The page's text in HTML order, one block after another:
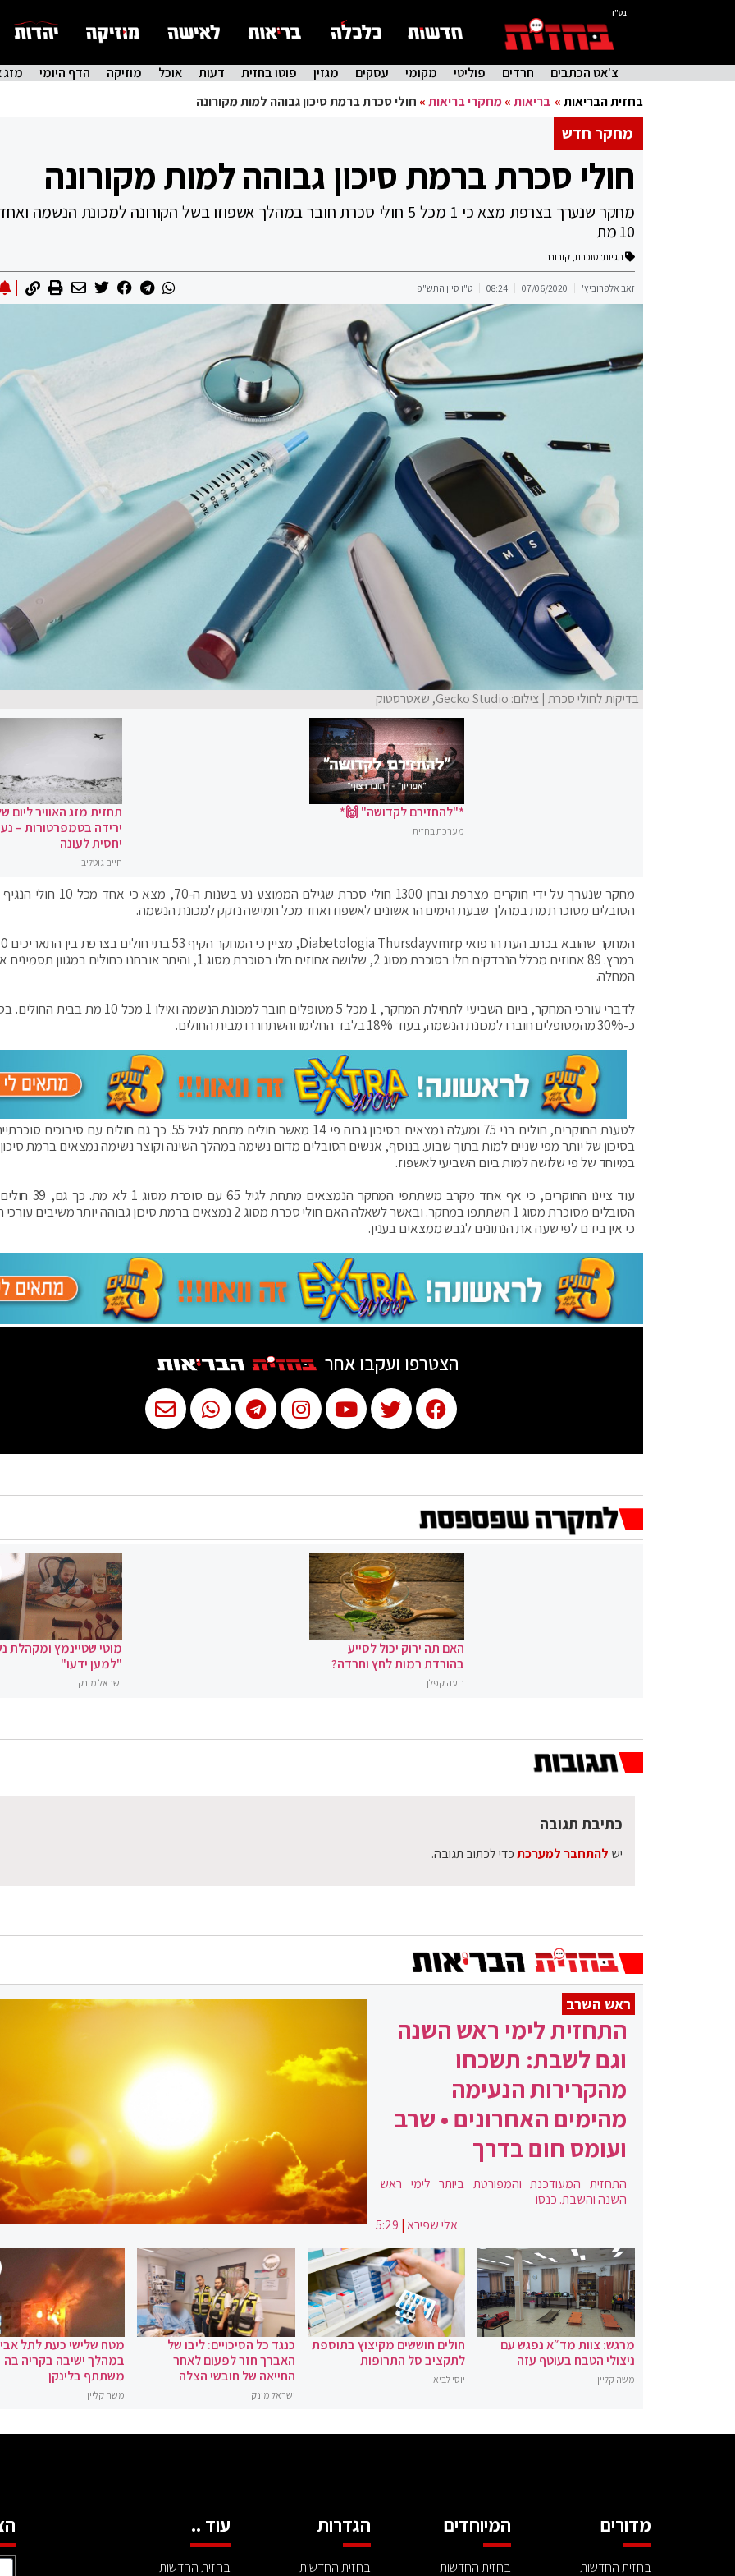
בס"ד
צ'אט הכתבים חרדים פוליטי מקומי עסקים מגזין פוטו בחזית דעות אוכל מוזיקה הדף היומי
מזג
בחזית הבריאות» בריאות»מחקרי בריאות» חולי סכרת ברמת סיכון גבוהה למות מקורונה
מחקר חדש
חולי סכרת ברמת סיכון גבוהה למות מקורונה
מחקר שנערך בצרפת מצא כי 1 מכל 5 חולי סכרת חובר במהלך אשפוזו בשל הקורונה למכונת הנשמה
10 מת
תגיות: סוכרת, קורונה
זאב אלפרוביץ' 07/06/2020
08:24 ט"ו סיון התש"פ
בדיקות לחולי סכרת | צילום: Gecko Studio, שאטרסטוק
*"להחזירם לקדושה" 🙌*
מערכת בחזית
תחזית מזג האוויר ליום
ירידה בטמפרטורות –
יחסית לעונה
חיים גוטליב
מחקר שנערך על ידי חוקרים מצרפת ובחן 1300 חולי סכרת שגילם הממוצע
הסובלים מסוכרת מת במהלך שבעת הימים הראשונים לאשפוז ואחד מכל חמישה נזקק למכונת הנשמה.
במרץ. 89 אחוזים מכלל הנבדקים חלו בסוכרת מסוג 2, שלושה אחוזים חלו בסוכרת מסוג 1, והיתר אובחנו כחולים
המחלה.
לדברי עורכי המחקר, ביום השביעי לתחילת המחקר, 1 מכל 5 מטופלים חובר למכונת הנשמה
כ-30% מהמטופלים חוברו למכונת הנשמה, בעוד 18% בלבד החלימו והשתחררו מבית החולים.
לטענת החוקרים, חולים בני 75 ומעלה נמצאים בסיכון גבוה פי 14 מאשר חולים מתחת לגיל 55. כך גם חולים עם
בסיכון של יותר מפי שניים למות בתוך שבוע. בנוסף, אנשים הסובלים מדום נשימה במהלך השינה וקוצר נשימה נמצאים ברמת
במיוחד של פי שלושה למות ביום השביעי לאשפוז.
עוד ציינו החוקרים, כי אף אחד מקרב משתתפי
הסובלים מסוכרת מסוג 1 השתתפו במחקר. ובאשר לשאלה האם חולי סכרת מסוג 2 נמצאים ברמת סיכון גבוהה יותר
כי אין בידם לפי שעה את הנתונים לגבש ממצאים בענין.
הצטרפו ועקבו אחר
האם תה ירוק יכול לסייע
בהורדת רמות לחץ וחרדה?
נועה קפלן
מוטי שטיינמץ ומקהלת
"למען ידעו"
ישראל מונק
כתיבת תגובה
יש להתחבר למערכתכדי לכתוב תגובה.
ראש השרב
התחזית לימי ראש השנה
וגם לשבת: תשכחו
מהקרירות הנעימה
מהימים האחרונים • שרב
ועומס חום בדרך
התחזית המעודכנת והמפורטת ביותר לימי ראש
השנה והשבת. כנסו
אלי שפירא|
5:29
מרגש: צוות מד״א נפגש עם
ניצולי הטבח בעוטף עזה
משה קליין
חולים חוששים מקיצוץ בתוספת
לתקציב סל התרופות
יוסי לביא
כנגד כל הסיכויים: ליבו של
האברך חזר לפעום לאחר
החייאה של חובשי הצלה
ישראל מונק
מטח שלישי כעת לתל
במהלך ישיבה בקריה בה
משתתף בלינקן
משה קליין
מדורים
בחזית החדשות
המיוחדים
בחזית החדשות
הגדרות
בחזית החדשות
עוד ..
בחזית החדשות